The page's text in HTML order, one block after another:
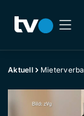
Aktuell